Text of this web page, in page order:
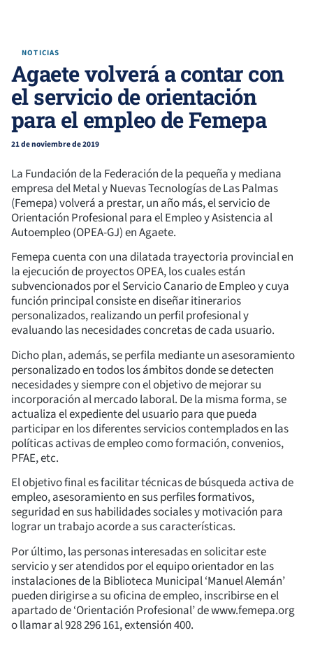
NOTICIAS
Agaete volverá a contar con
el servicio de orientación
para el empleo de Femepa
21 de noviembre de 2019
La Fundación de la Federación de la pequeña y mediana
empresa del Metal y Nuevas Tecnologías de Las Palmas
(Femepa) volverá a prestar, un año más, el servicio de
Orientación Profesional para el Empleo y Asistencia al
Autoempleo (OPEA-GJ) en Agaete.
Femepa cuenta con una dilatada trayectoria provincial en
la ejecución de proyectos OPEA, los cuales están
subvencionados por el Servicio Canario de Empleo y cuya
función principal consiste en diseñar itinerarios
personalizados, realizando un perfil profesional y
evaluando las necesidades concretas de cada usuario.
Dicho plan, además, se perfila mediante un asesoramiento
personalizado en todos los ámbitos donde se detecten
necesidades y siempre con el objetivo de mejorar su
incorporación al mercado laboral. De la misma forma, se
actualiza el expediente del usuario para que pueda
participar en los diferentes servicios contemplados en las
políticas activas de empleo como formación, convenios,
PFAE, etc.
El objetivo final es facilitar técnicas de búsqueda activa de
empleo, asesoramiento en sus perfiles formativos,
seguridad en sus habilidades sociales y motivación para
lograr un trabajo acorde a sus características.
Por último, las personas interesadas en solicitar este
servicio y ser atendidos por el equipo orientador en las
instalaciones de la Biblioteca Municipal ‘Manuel Alemán’
pueden dirigirse a su oficina de empleo, inscribirse en el
apartado de ‘Orientación Profesional’ de www.femepa.org
o llamar al 928 296 161, extensión 400.